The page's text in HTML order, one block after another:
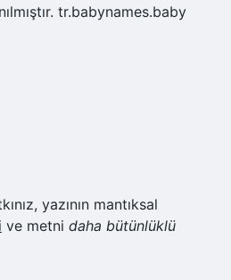
tr.babynames.baby
yazının mantıksal
ve metni daha bütünlüklü